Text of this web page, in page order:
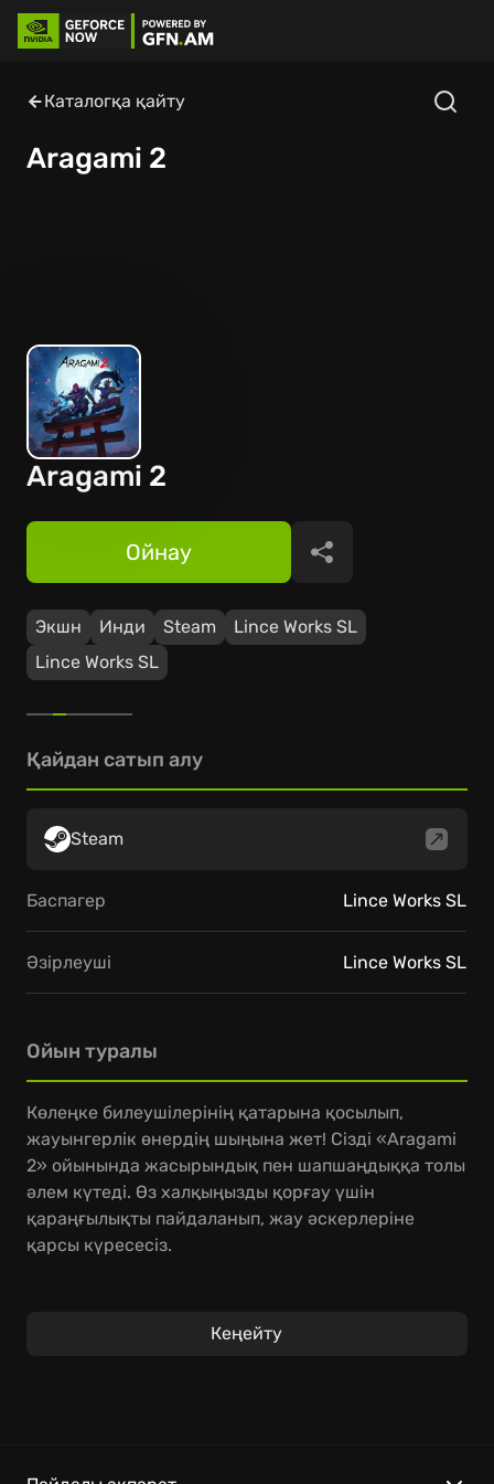
Каталогқа қайту
Aragami 2
Aragami 2
Экшн Инди Steam
Lince Works SL
Lince Works SL
Ойнау Бөлісу
Ойын туралы
Көлеңке билеушілерінің қатарына қосылып,
жауынгерлік өнердің шыңына жет! Сізді «Aragami
2» ойынында жасырындық пен шапшаңдыққа толы
әлем күтеді. Өз халқыңызды қорғау үшін
қараңғылықты пайдаланып, жау әскерлеріне
қарсы күресесіз.
жауынгерлерінің бірісіз. Сіздің міндетіңіз –
Кеңейту
Қайдан сатып алу
Steam
Баспагер Lince Works SL
Әзірлеуші Lince Works SL